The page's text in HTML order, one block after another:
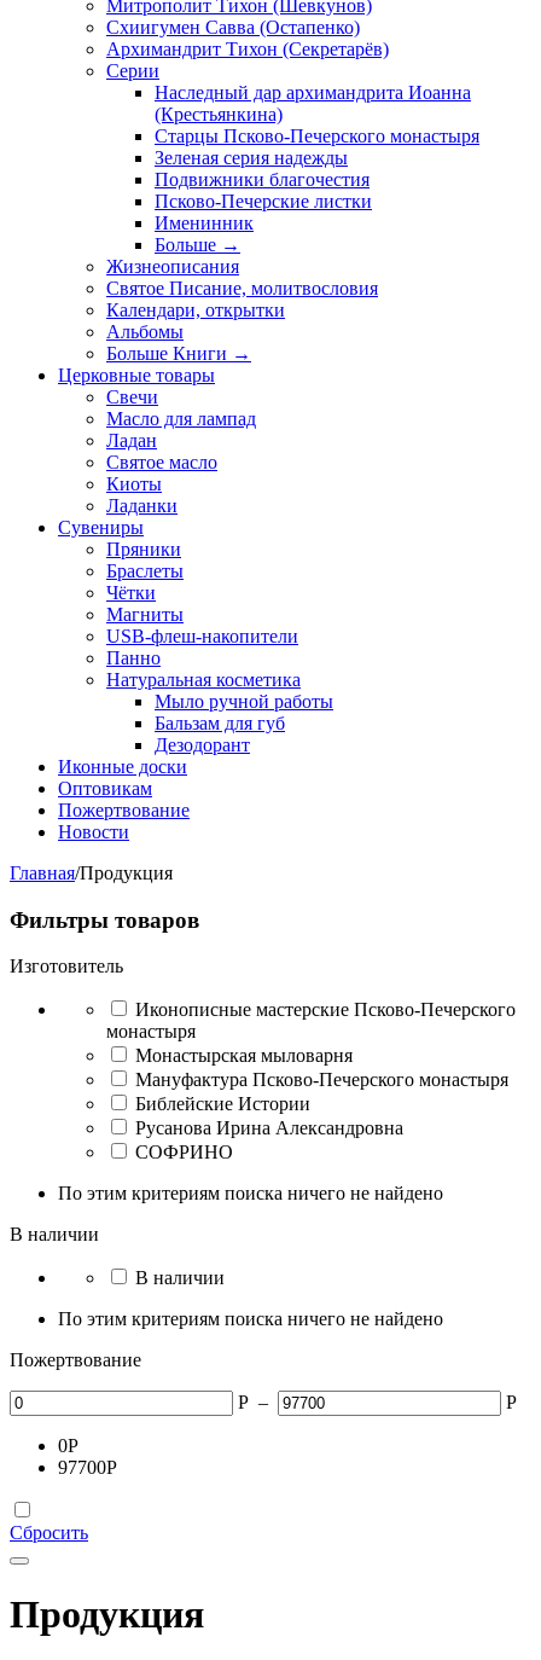
Митрополит Тихон (Шевкунов)
Схиигумен Савва (Остапенко)
Архимандрит Тихон (Секретарёв)
Серии
Наследный дар архимандрита Иоанна
(Крестьянкина)
Старцы Псково-Печерского монастыря
Зеленая серия надежды
Подвижники благочестия
Псково-Печерские листки
Именинник
Больше →
Жизнеописания
Святое Писание, молитвословия
Календари, открытки
Альбомы
Больше Книги →
Церковные товары
Свечи
Масло для лампад
Ладан
Святое масло
Киоты
Ладанки
Сувениры
Пряники
Браслеты
Чётки
Магниты
USB-флеш-накопители
Панно
Натуральная косметика
Мыло ручной работы
Бальзам для губ
Дезодорант
Иконные доски
Оптовикам
Пожертвование
Новости
Главная/Продукция
Фильтры товаров
Изготовитель
Иконописные мастерские Псково-Печерского
монастыря
Монастырская мыловарня
Мануфактура Псково-Печерского монастыря
Библейские Истории
Русанова Ирина Александровна
СОФРИНО
По этим критериям поиска ничего не найдено
В наличии
В наличии
По этим критериям поиска ничего не найдено
Пожертвование
Р – Р
0Р
97700Р
Сбросить
Продукция